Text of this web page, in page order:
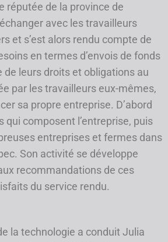
réputée de la province de
avec les travailleurs
et s’est alors rendu compte de
en termes d’envois de fonds
de leurs droits et obligations au
par les travailleurs eux-mêmes,
sa propre entreprise. D’abord
qui composent l’entreprise, puis
entreprises et fermes dans
Son activité se développe
recommandations de ces
du service rendu.
la technologie a conduit Julia